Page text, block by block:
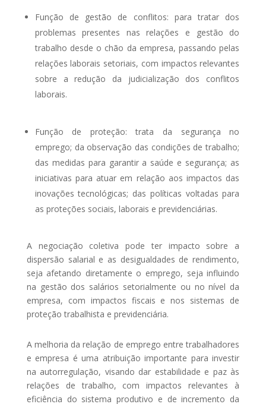
Função de gestão de conflitos: para tratar dos
problemas presentes nas relações e gestão do
trabalho desde o chão da empresa, passando pelas
relações laborais setoriais, com impactos relevantes
sobre a redução da judicialização dos conflitos
laborais.
Função de proteção: trata da segurança no
emprego; da observação das condições de trabalho;
das medidas para garantir a saúde e segurança; as
iniciativas para atuar em relação aos impactos das
inovações tecnológicas; das políticas voltadas para
as proteções sociais, laborais e previdenciárias.
A negociação coletiva pode ter impacto sobre a
dispersão salarial e as desigualdades de rendimento,
seja afetando diretamente o emprego, seja influindo
na gestão dos salários setorialmente ou no nível da
empresa, com impactos fiscais e nos sistemas de
proteção trabalhista e previdenciária.
A melhoria da relação de emprego entre trabalhadores
e empresa é uma atribuição importante para investir
na autorregulação, visando dar estabilidade e paz às
relações de trabalho, com impactos relevantes à
eficiência do sistema produtivo e de incremento da